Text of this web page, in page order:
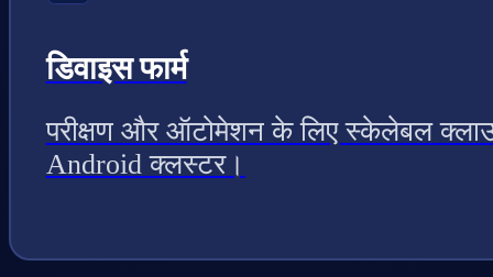
डिवाइस फार्म
परीक्षण और ऑटोमेशन के लिए स्केलेबल
Android क्लस्टर।